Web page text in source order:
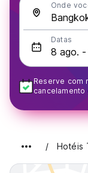
Onde
Datas
Reserve com
cancelamento
Hotéis